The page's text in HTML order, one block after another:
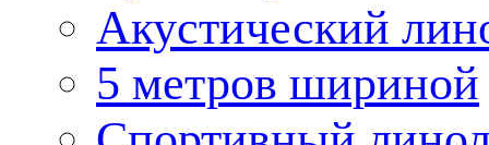
Акустический
5 метров шириной